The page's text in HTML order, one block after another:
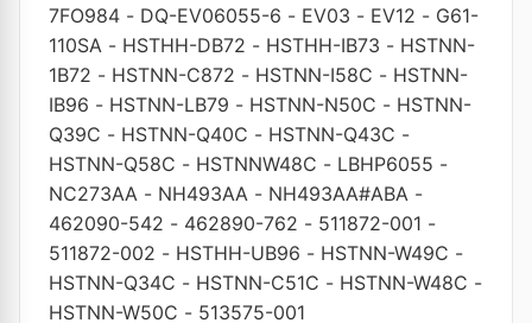
7FO984 - DQ-EV06055-6 - EV03 - EV12 - G61-
110SA - HSTHH-DB72 - HSTHH-IB73 - HSTNN-
1B72 - HSTNN-C872 - HSTNN-I58C - HSTNN-
IB96 - HSTNN-LB79 - HSTNN-N50C - HSTNN-
Q39C - HSTNN-Q40C - HSTNN-Q43C -
HSTNN-Q58C - HSTNNW48C - LBHP6055 -
NC273AA - NH493AA - NH493AA#ABA -
462090-542 - 462890-762 - 511872-001 -
511872-002 - HSTHH-UB96 - HSTNN-W49C -
HSTNN-Q34C - HSTNN-C51C - HSTNN-W48C -
HSTNN-W50C - 513575-001